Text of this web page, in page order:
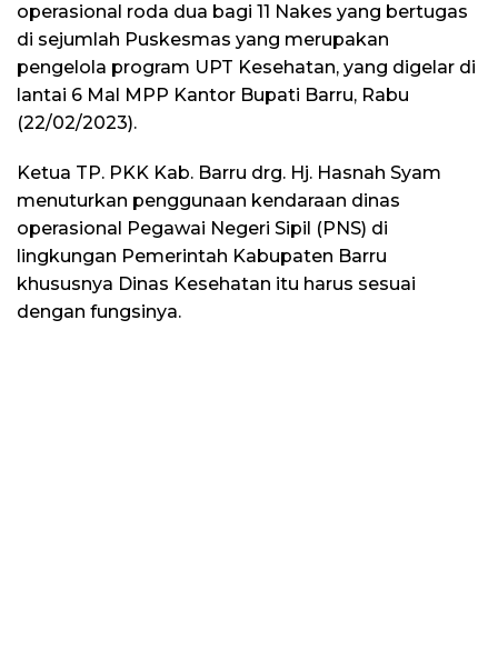
operasional roda dua bagi 11 Nakes yang bertugas
di sejumlah Puskesmas yang merupakan
pengelola program UPT Kesehatan, yang digelar di
lantai 6 Mal MPP Kantor Bupati Barru, Rabu
(22/02/2023).
Ketua TP. PKK Kab. Barru drg. Hj. Hasnah Syam
menuturkan penggunaan kendaraan dinas
operasional Pegawai Negeri Sipil (PNS) di
lingkungan Pemerintah Kabupaten Barru
khususnya Dinas Kesehatan itu harus sesuai
dengan fungsinya.